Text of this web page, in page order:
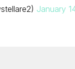
January